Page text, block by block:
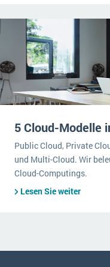
5 Cloud-Modelle
Public Cloud, Private
und Multi-Cloud. Wir
Cloud-Computings.
Lesen Sie weiter